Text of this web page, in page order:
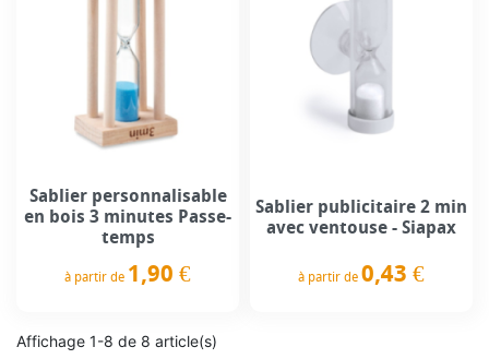
Sablier personnalisable
en bois 3 minutes Passe-
temps
à partir de 1,90 €
Sablier publicitaire 2 min
avec ventouse - Siapax
à partir de 0,43 €
Affichage 1-8 de 8 article(s)